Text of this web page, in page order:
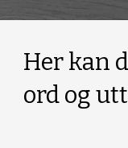
Her kan
ord og